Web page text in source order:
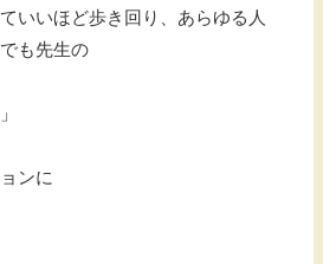
いいほど歩き回り、あらゆる人
も先生の
ンに